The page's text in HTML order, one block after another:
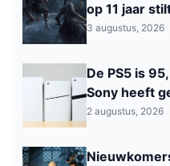
op 11 jaar
3 augustus, 2026
De PS5 is
Sony heeft
de komende
2 augustus, 2026